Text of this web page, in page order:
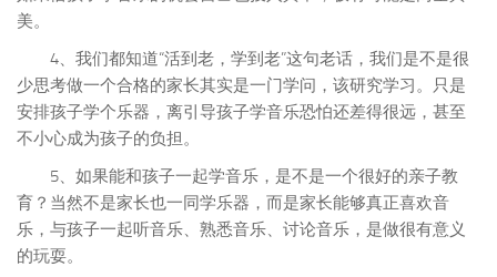
美。
4、我们都知道“活到老，学到老”这句老话，我们是不是很
少思考做一个合格的家长其实是一门学问，该研究学习。只是
安排孩子学个乐器，离引导孩子学音乐恐怕还差得很远，甚至
不小心成为孩子的负担。
5、如果能和孩子一起学音乐，是不是一个很好的亲子教
育？当然不是家长也一同学乐器，而是家长能够真正喜欢音
乐，与孩子一起听音乐、熟悉音乐、讨论音乐，是做很有意义
的玩耍。